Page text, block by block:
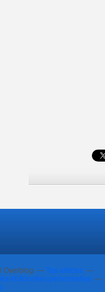
Overblog
Top articles
et données personnelles